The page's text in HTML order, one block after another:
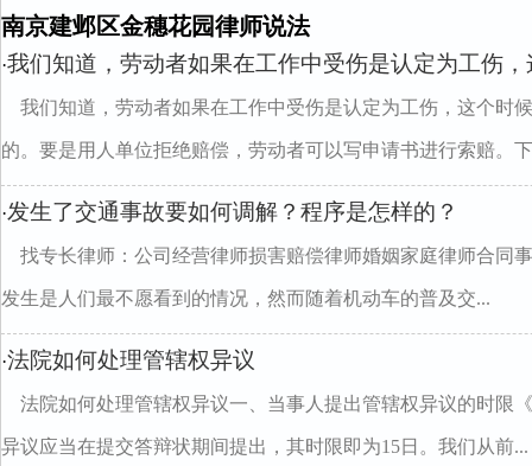
南京建邺区金穗花园律师说法
·我们知道，劳动者如果在工作中受伤是认定为工伤
我们知道，劳动者如果在工作中受伤是认定为工伤，这个时
的。要是用人单位拒绝赔偿，劳动者可以写申请书进行索赔。
·发生了交通事故要如何调解？程序是怎样的？
找专长律师：公司经营律师损害赔偿律师婚姻家庭律师合同
发生是人们最不愿看到的情况，然而随着机动车的普及交...
·法院如何处理管辖权异议
法院如何处理管辖权异议一、当事人提出管辖权异议的时限
异议应当在提交答辩状期间提出，其时限即为15日。我们从前...